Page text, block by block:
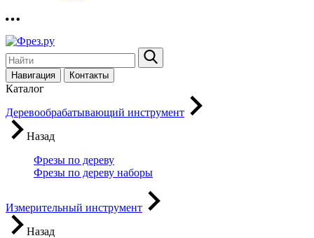
Навигация Контакты
Каталог
Деревообрабатывающий инструмент
Назад
Фрезы по дереву
Фрезы по дереву наборы
Измерительный инструмент
Назад